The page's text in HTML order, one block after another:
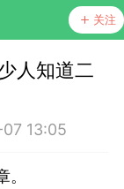
关注
人知道二
13:05